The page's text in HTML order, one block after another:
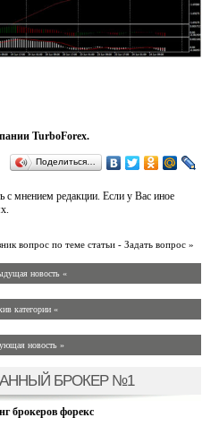
TurboForex.
Поделиться…
с мнением редакции. Если у Вас иное
вопрос по теме статьи - Задать вопрос »
новость «
категории «
новость »
БРОКЕР №1
брокеров форекс